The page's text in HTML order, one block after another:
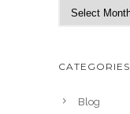
h
CATEGORIES
Blog